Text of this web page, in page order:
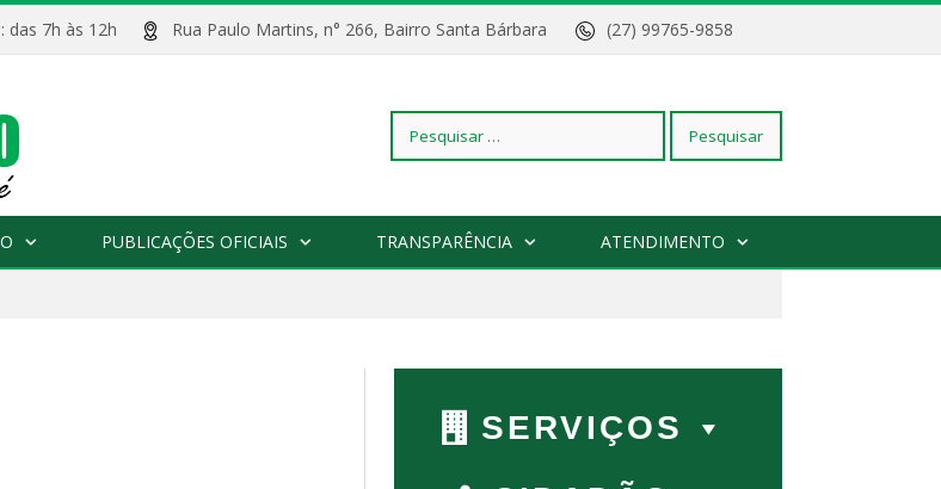
das 7h às 12h Rua Paulo Martins, n° 266, Bairro Santa Bárbara (27) 99765-9858
Pesquisar
PUBLICAÇÕES OFICIAIS TRANSPARÊNCIA ATENDIMENTO
SERVIÇOS